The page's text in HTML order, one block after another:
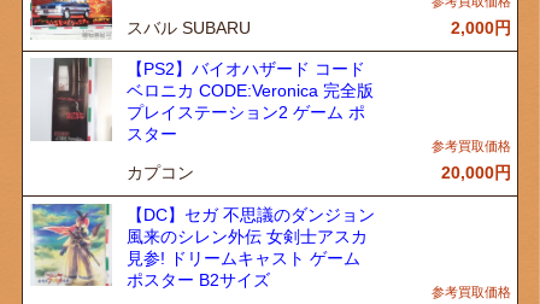
スバル SUBARU 2,000円
【PS2】バイオハザード コード
ベロニカ CODE:Veronica 完全版
プレイステーション2 ゲーム ポ
スター
カプコン 20,000円
【DC】セガ 不思議のダンジョン
風来のシレン外伝 女剣士アスカ
見参! ドリームキャスト ゲーム
ポスター B2サイズ